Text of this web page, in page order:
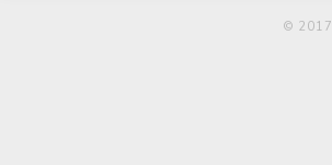
© 2017